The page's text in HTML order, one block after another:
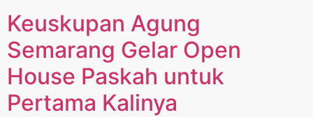
Keuskupan Agung
Semarang Gelar Open
House Paskah untuk
Pertama Kalinya